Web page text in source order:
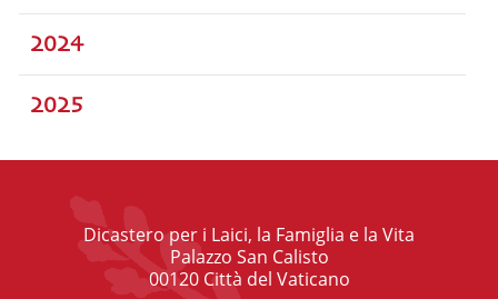
2024
2025
Dicastero per i Laici, la Famiglia e la Vita
Palazzo San Calisto
00120 Città del Vaticano